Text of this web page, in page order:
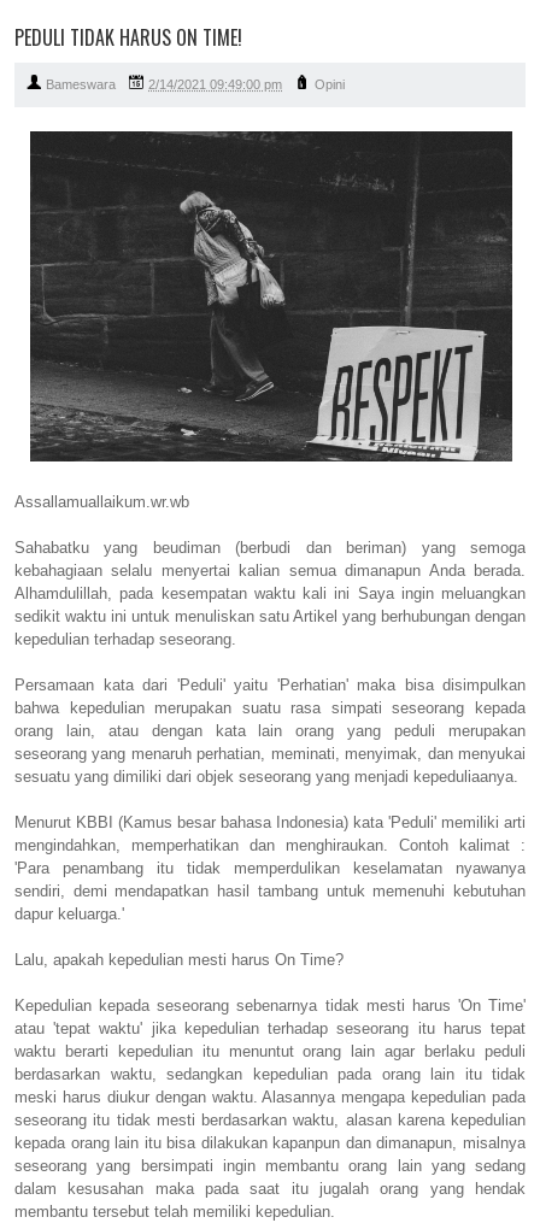
PEDULI TIDAK HARUS ON TIME!
Bameswara 2/14/2021 09:49:00 pm Opini
Assallamuallaikum.wr.wb
Sahabatku yang beudiman (berbudi dan beriman) yang semoga
kebahagiaan selalu menyertai kalian semua dimanapun Anda berada.
Alhamdulillah, pada kesempatan waktu kali ini Saya ingin meluangkan
sedikit waktu ini untuk menuliskan satu Artikel yang berhubungan dengan
kepedulian terhadap seseorang.
Persamaan kata dari 'Peduli' yaitu 'Perhatian' maka bisa disimpulkan
bahwa kepedulian merupakan suatu rasa simpati seseorang kepada
orang lain, atau dengan kata lain orang yang peduli merupakan
seseorang yang menaruh perhatian, meminati, menyimak, dan menyukai
sesuatu yang dimiliki dari objek seseorang yang menjadi kepeduliaanya.
Menurut KBBI (Kamus besar bahasa Indonesia) kata 'Peduli' memiliki arti
mengindahkan, memperhatikan dan menghiraukan. Contoh kalimat :
'Para penambang itu tidak memperdulikan keselamatan nyawanya
sendiri, demi mendapatkan hasil tambang untuk memenuhi kebutuhan
dapur keluarga.'
Lalu, apakah kepedulian mesti harus On Time?
Kepedulian kepada seseorang sebenarnya tidak mesti harus 'On Time'
atau 'tepat waktu' jika kepedulian terhadap seseorang itu harus tepat
waktu berarti kepedulian itu menuntut orang lain agar berlaku peduli
berdasarkan waktu, sedangkan kepedulian pada orang lain itu tidak
meski harus diukur dengan waktu. Alasannya mengapa kepedulian pada
seseorang itu tidak mesti berdasarkan waktu, alasan karena kepedulian
kepada orang lain itu bisa dilakukan kapanpun dan dimanapun, misalnya
seseorang yang bersimpati ingin membantu orang lain yang sedang
dalam kesusahan maka pada saat itu jugalah orang yang hendak
membantu tersebut telah memiliki kepedulian.